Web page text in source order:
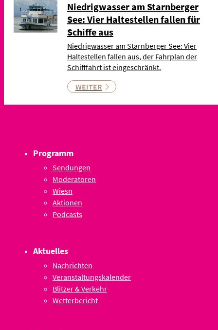
Niedrigwasser am Starnberger
See: Vier Haltestellen fallen für
Schiffe aus
Niedrigwasser am Starnberger See: Vier
Haltestellen fallen aus, der Fahrplan der
Schifffahrt ist eingeschränkt.
WEITER
Programm
Sendungen
Moderatoren
Wiesn
Aktionen
Podcasts
Aktuelles
Nachrichten
Veranstaltungskalender
Blitzer & Verkehr
Wetterbericht